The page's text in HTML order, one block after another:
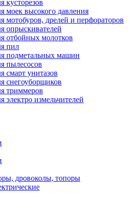
кусторезов
моек высокого давления
мотобуров, дрелей и перфораторов
опрыскивателей
отбойных молотков
пил
подметальных машин
пылесосов
смарт унитазов
снегоуборщиков
триммеров
электро измельчителей
дровоколы, топоры